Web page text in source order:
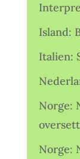
Island:
Italien:
Norge:
Norge: